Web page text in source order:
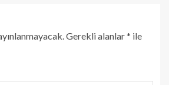
Gerekli alanlar* ile